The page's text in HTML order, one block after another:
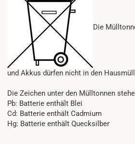
Die
und Akkus dürfen nicht in den
Die Zeichen unter den Mülltonnen
Pb: Batterie enthält Blei
Cd: Batterie enthält Cadmium
Hg: Batterie enthält Quecksilber